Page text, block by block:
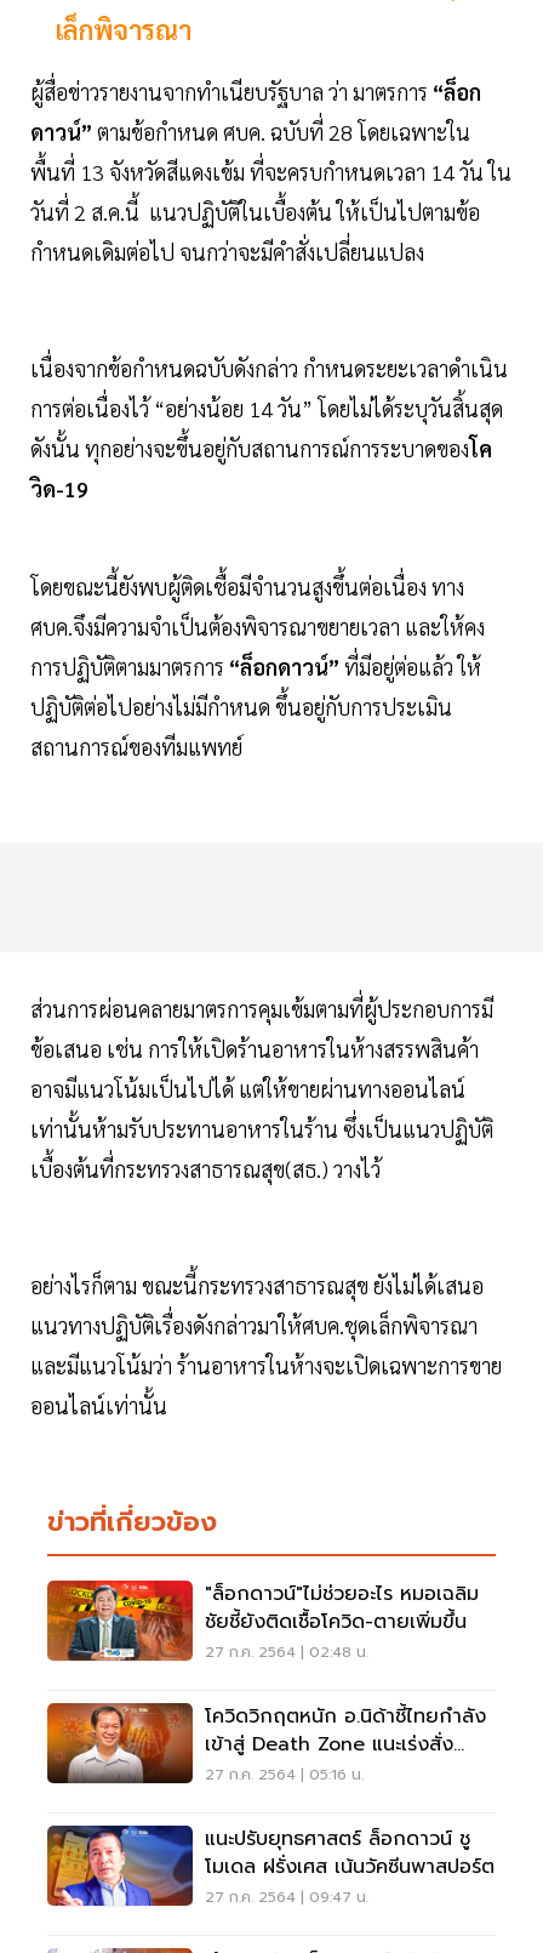
เล็กพิจารณา
ผู้สื่อข่าวรายงานจากทำเนียบรัฐบาล ว่า มาตรการ “ล็อก
ดาวน์” ตามข้อกำหนด ศบค. ฉบับที่ 28 โดยเฉพาะใน
พื้นที่ 13 จังหวัดสีแดงเข้ม ที่จะครบกำหนดเวลา 14 วัน ใน
วันที่ 2 ส.ค.นี้ แนวปฏิบัติในเบื้องต้น ให้เป็นไปตามข้อ
กำหนดเดิมต่อไป จนกว่าจะมีคำสั่งเปลี่ยนแปลง
เนื่องจากข้อกำหนดฉบับดังกล่าว กำหนดระยะเวลาดำเนิน
การต่อเนื่องไว้ “อย่างน้อย 14 วัน” โดยไม่ได้ระบุวันสิ้นสุด
ดังนั้น ทุกอย่างจะขึ้นอยู่กับสถานการณ์การระบาดของโค
วิด-19
โดยขณะนี้ยังพบผู้ติดเชื้อมีจำนวนสูงขึ้นต่อเนื่อง ทาง
ศบค.จึงมีความจำเป็นต้องพิจารณาขยายเวลา และให้คง
การปฏิบัติตามมาตรการ “ล็อกดาวน์” ที่มีอยู่ต่อแล้ว ให้
ปฏิบัติต่อไปอย่างไม่มีกำหนด ขึ้นอยู่กับการประเมิน
สถานการณ์ของทีมแพทย์
ส่วนการผ่อนคลายมาตรการคุมเข้มตามที่ผู้ประกอบการมี
ข้อเสนอ เช่น การให้เปิดร้านอาหารในห้างสรรพสินค้า
อาจมีแนวโน้มเป็นไปได้ แต่ให้ขายผ่านทางออนไลน์
เท่านั้นห้ามรับประทานอาหารในร้าน ซึ่งเป็นแนวปฏิบัติ
เบื้องต้นที่กระทรวงสาธารณสุข(สธ.) วางไว้
อย่างไรก็ตาม ขณะนี้กระทรวงสาธารณสุข ยังไม่ได้เสนอ
แนวทางปฏิบัติเรื่องดังกล่าวมาให้ศบค.ชุดเล็กพิจารณา
และมีแนวโน้มว่า ร้านอาหารในห้างจะเปิดเฉพาะการขาย
ออนไลน์เท่านั้น
ข่าวที่เกี่ยวข้อง
"ล็อกดาวน์"ไม่ช่วยอะไร หมอเฉลิม
ชัยชี้ยังติดเชื้อโควิด-ตายเพิ่มขึ้น
27 ก.ค. 2564 | 02:48 น.
โควิดวิกฤตหนัก อ.นิด้าชี้ไทยกำลัง
เข้าสู่ Death Zone แนะเร่งสั่ง
วัคซีน MRNA
27 ก.ค. 2564 | 05:16 น.
แนะปรับยุทธศาสตร์ ล็อกดาวน์ ชู
โมเดล ฝรั่งเศส เน้นวัคซีนพาสปอร์ต
27 ก.ค. 2564 | 09:47 น.